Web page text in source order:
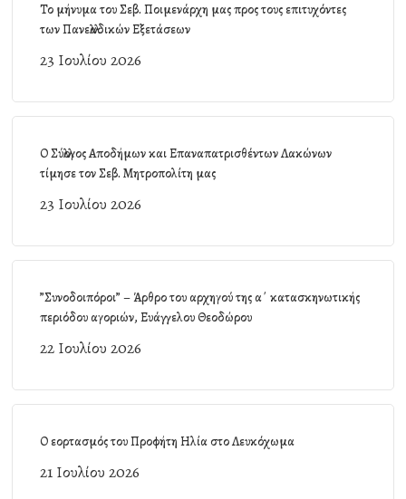
Το μήνυμα του Σεβ. Ποιμενάρχη μας προς τους επιτυχόντες
των Πανελλαδικών Εξετάσεων
23 Ιουλίου 2026
Ο Σύλλογος Αποδήμων και Επαναπατρισθέντων Λακώνων
τίμησε τον Σεβ. Μητροπολίτη μας
23 Ιουλίου 2026
”Συνοδοιπόροι” – Άρθρο του αρχηγού της α΄ κατασκηνωτικής
περιόδου αγοριών, Ευάγγελου Θεοδώρου
22 Ιουλίου 2026
Ο εορτασμός του Προφήτη Ηλία στο Λευκόχωμα
21 Ιουλίου 2026